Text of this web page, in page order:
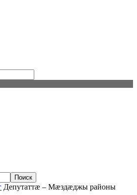
Депутаттæ – Мæздæджы районы